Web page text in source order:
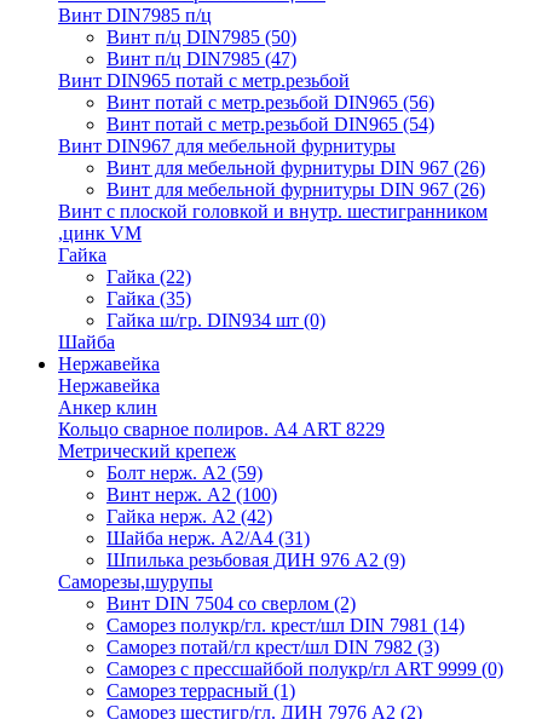
Винт DIN7985 п/ц
Винт п/ц DIN7985 (50)
Винт п/ц DIN7985 (47)
Винт DIN965 потай с метр.резьбой
Винт потай с метр.резьбой DIN965 (56)
Винт потай с метр.резьбой DIN965 (54)
Винт DIN967 для мебельной фурнитуры
Винт для мебельной фурнитуры DIN 967 (26)
Винт для мебельной фурнитуры DIN 967 (26)
Винт с плоской головкой и внутр. шестигранником
,цинк VM
Гайка
Гайка (22)
Гайка (35)
Гайка ш/гр. DIN934 шт (0)
Шайба
Нержавейка
Нержавейка
Анкер клин
Кольцо сварное полиров. А4 ART 8229
Метрический крепеж
Болт нерж. А2 (59)
Винт нерж. А2 (100)
Гайка нерж. А2 (42)
Шайба нерж. А2/А4 (31)
Шпилька резьбовая ДИН 976 А2 (9)
Саморезы,шурупы
Винт DIN 7504 со сверлом (2)
Саморез полукр/гл. крест/шл DIN 7981 (14)
Саморез потай/гл крест/шл DIN 7982 (3)
Саморез с прессшайбой полукр/гл ART 9999 (0)
Саморез террасный (1)
Саморез шестигр/гл. ДИН 7976 А2 (2)